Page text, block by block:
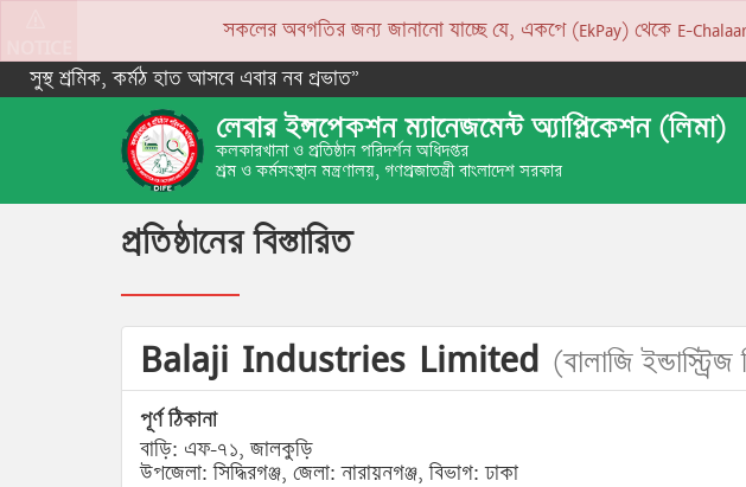
সকলের অবগতির জন্য জানানো যাচ্ছে যে, একপে (EkPay) থেকে E-Chalaan
সুস্থ শ্রমিক, কর্মঠ হাত আসবে এবার নব প্রভাত”
লেবার ইন্সপেকশন ম্যানেজমেন্ট অ্যাপ্লিকেশন (লিমা)
কলকারখানা ও প্রতিষ্ঠান পরিদর্শন অধিদপ্তর
শ্রম ও কর্মসংস্থান মন্ত্রণালয়, গণপ্রজাতন্ত্রী বাংলাদেশ সরকার
প্রতিষ্ঠানের বিস্তারিত
Balaji Industries Limited (বালাজি ইন্ডাস্ট্রিজ
পূর্ণ ঠিকানা
বাড়ি: এফ-৭১, জালকুড়ি
উপজেলা: সিদ্ধিরগঞ্জ, জেলা: নারায়নগঞ্জ, বিভাগ: ঢাকা